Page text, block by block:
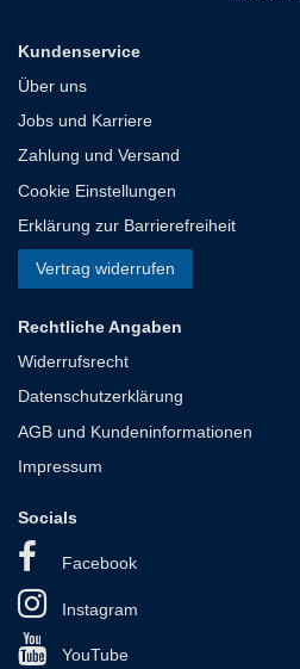
Kundenservice
Über uns
Jobs und Karriere
Zahlung und Versand
Cookie Einstellungen
Erklärung zur Barrierefreiheit
Vertrag widerrufen
Rechtliche Angaben
Widerrufsrecht
Datenschutzerklärung
AGB und Kundeninformationen
Impressum
Socials
Facebook
Instagram
YouTube